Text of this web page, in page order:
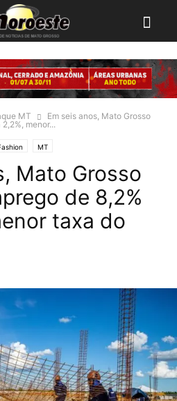
MT
Em seis anos, Mato Grosso
menor...
MT
Mato Grosso
de 8,2%
taxa do